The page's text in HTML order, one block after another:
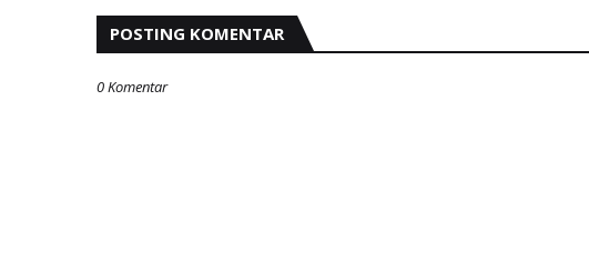
POSTING KOMENTAR
0 Komentar